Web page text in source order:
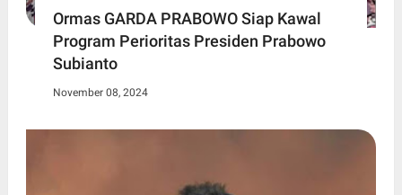
Ormas GARDA PRABOWO Siap Kawal
Program Perioritas Presiden Prabowo
Subianto
November 08, 2024